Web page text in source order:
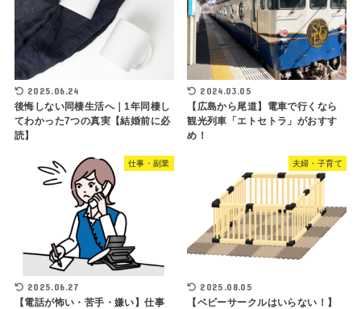
2025.06.24
後悔しない同棲生活へ｜1年同棲し
てわかった7つの真実【結婚前に必
読】
2024.03.05
【広島から尾道】電車で行くなら
観光列車「エトセトラ」がおすす
め！
仕事・副業
2025.06.27
【電話が怖い・苦手・嫌い】仕事
夫婦・子育て
2025.08.05
【ベビーサークルはいらない！】